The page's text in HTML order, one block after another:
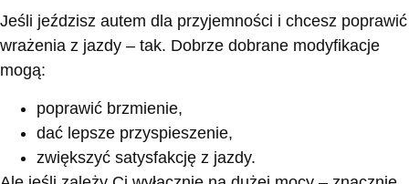
Jeśli jeździsz autem dla przyjemności i chcesz poprawić
wrażenia z jazdy – tak. Dobrze dobrane modyfikacje
mogą:
poprawić brzmienie,
dać lepsze przyspieszenie,
zwiększyć satysfakcję z jazdy.